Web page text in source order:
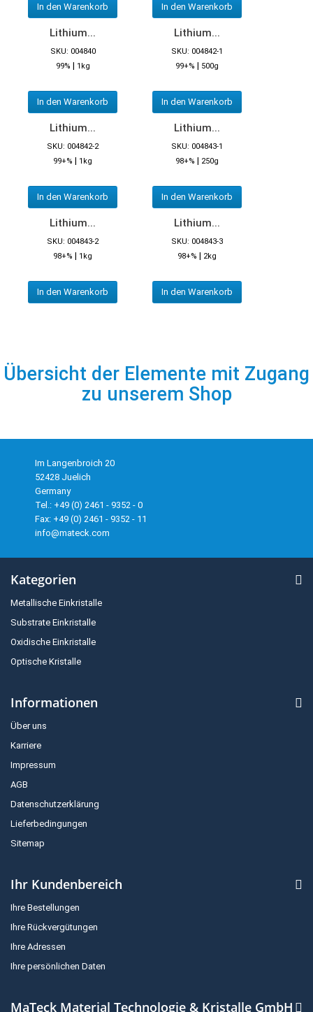
In den Warenkorb In den Warenkorb
Lithium...
SKU: 004840
99% | 1kg
In den Warenkorb
Lithium...
SKU: 004842-1
99+% | 500g
In den Warenkorb
Lithium...
SKU: 004842-2
99+% | 1kg
In den Warenkorb
Lithium...
SKU: 004843-1
98+% | 250g
In den Warenkorb
Lithium...
SKU: 004843-2
98+% | 1kg
In den Warenkorb
Lithium...
SKU: 004843-3
98+% | 2kg
In den Warenkorb
Übersicht der Elemente mit Zugang
zu unserem Shop
Im Langenbroich 20
52428 Juelich
Germany
Tel.: +49 (0) 2461 - 9352 - 0
Fax: +49 (0) 2461 - 9352 - 11
info@mateck.com
Kategorien
Metallische Einkristalle
Substrate Einkristalle
Oxidische Einkristalle
Optische Kristalle
Informationen
Über uns
Karriere
Impressum
AGB
Datenschutzerklärung
Lieferbedingungen
Sitemap
Ihr Kundenbereich
Ihre Bestellungen
Ihre Rückvergütungen
Ihre Adressen
Ihre persönlichen Daten
MaTeck Material Technologie & Kristalle GmbH